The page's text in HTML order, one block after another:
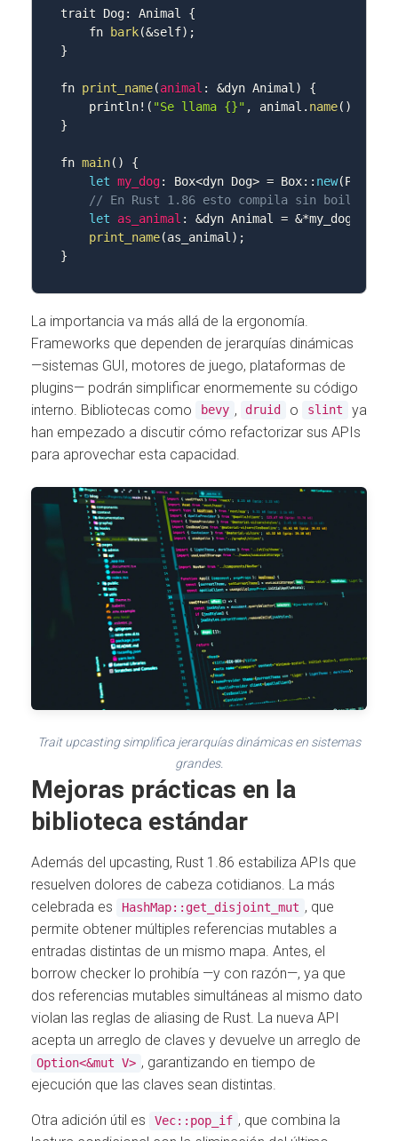
trait Dog: Animal {
    fn
bark(&self) ;
}
fn print_name(animal : &dyn Animal)
{
    println
! ( "Se llama {}" , animal . name( )
}
fn main( )
{
let my_dog: Box<dyn Dog> = Box: : new(Poodle
// En Rust 1.86 esto compila sin
let
as_animal : &dyn Animal = &*my_dog
print_name(as_animal) ;
}
La importancia va más allá de la ergonomía.
Frameworks que dependen de jerarquías dinámicas
—sistemas GUI, motores de juego, plataformas de
plugins— podrán simplificar enormemente su código
interno. Bibliotecas como
bevy , druid o slint
ya
han empezado a discutir cómo refactorizar sus APIs
para aprovechar esta capacidad.
Trait upcasting simplifica jerarquías dinámicas en sistemas
grandes.
Mejoras prácticas en la
biblioteca estándar
Además del upcasting, Rust 1.86 estabiliza APIs que
resuelven dolores de cabeza cotidianos. La más
celebrada es
HashMap::get_disjoint_mut , que
permite obtener múltiples referencias mutables a
entradas distintas de un mismo mapa. Antes, el
borrow checker lo prohibía —y con razón—, ya que
dos referencias mutables simultáneas al mismo dato
violan las reglas de aliasing de Rust. La nueva API
acepta un arreglo de claves y devuelve un arreglo de
Option<&mut V> , garantizando en tiempo de
ejecución que las claves sean distintas.
Otra adición útil es Vec::pop_if , que combina la